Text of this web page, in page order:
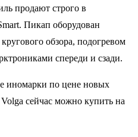
продают строго в
Пикап оборудован
обзора, подогревом
спереди и сзади.
иномарки по цене новых
сейчас можно купить на